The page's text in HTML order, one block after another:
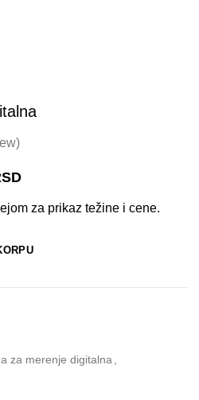
za prikaz težine i cene.
za merenje digitalna,